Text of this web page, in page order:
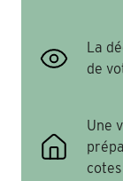
La
de
Une